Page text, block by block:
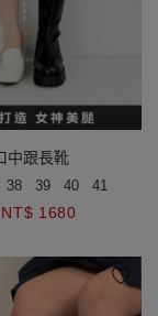
中跟長靴
38 39 40 41
NT$ 1680